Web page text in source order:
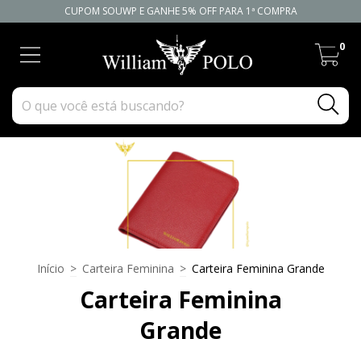
CUPOM SOUWP E GANHE 5% OFF PARA 1ª COMPRA
0
Início > Carteira Feminina > Carteira Feminina Grande
Carteira Feminina
Grande